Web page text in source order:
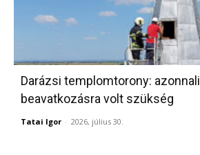
Darázsi templomtorony: azonnali
beavatkozásra volt szükség
Tatai Igor - 2026, július 30.